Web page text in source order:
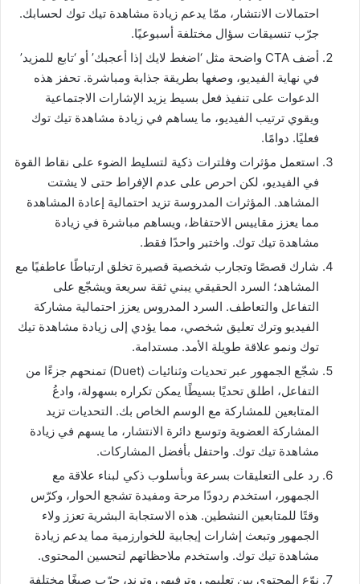
احتمالات الانتشار، ممّا يدعم زيادة مشاهدة تيك توك لحسابك.
جرّب تنسيقات سؤال مختلفة أسبوعيًا.
أضف CTA واضحة مثل ‘اضغط لايك إذا أعجبك’ أو ‘تابع للمزيد’
في نهاية الفيديو، وصغها بطريقة جذابة ومباشرة. تحفز هذه
الدعوات على تنفيذ فعل بسيط يزيد الإشارات الاجتماعية
ويقوي ترتيب الفيديو، ما يساهم في زيادة مشاهدة تيك توك
فعليًا. دوامًا.
استعمل مؤثرات وفلترات ذكية لتسليط الضوء على نقاط القوة
في الفيديو، لكن احرص على عدم الإفراط حتى لا يشتت
المشاهد. المؤثرات المدروسة تزيد احتمالية إعادة المشاهدة
مما يعزز مقاييس الاحتفاظ، ويساهم مباشرة في زيادة
مشاهدة تيك توك. واختبر واحدًا فقط.
شارك قصصًا وتجارب شخصية قصيرة تخلق ارتباطًا عاطفيًا مع
المشاهد؛ السرد الحقيقي يبني ثقة سريعة ويشجّع على
التفاعل والتعاطف. السرد المدروس يعزز احتمالية مشاركة
الفيديو وترك تعليق شخصي، مما يؤدي إلى زيادة مشاهدة تيك
توك ونمو علاقة طويلة الأمد. مستدامة.
شجّع الجمهور عبر تحديات وثنائيات (Duet) تمنحهم جزءًا من
التفاعل، اطلق تحديًا بسيطًا يمكن تكراره بسهولة، وادعُ
المتابعين للمشاركة مع الوسم الخاص بك. التحديات تزيد
المشاركة العضوية وتوسع دائرة الانتشار، ما يسهم في زيادة
مشاهدة تيك توك. واحتفل بأفضل المشاركات.
رد على التعليقات بسرعة وبأسلوب ذكي لبناء علاقة مع
الجمهور، استخدم ردودًا مرحة ومفيدة تشجع الحوار، وكرّس
وقتًا للمتابعين النشطين. هذه الاستجابة البشرية تعزز ولاء
الجمهور وتبعث إشارات إيجابية للخوارزمية مما يدعم زيادة
مشاهدة تيك توك. واستخدم ملاحظاتهم لتحسين المحتوى.
نوّع المحتوى بين تعليمي وترفيهي وترند، جرّب صيغًا مختلفة